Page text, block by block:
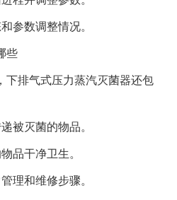
参数调整情况。
些
下排气式压力蒸汽灭菌器还包
被灭菌的物品。
品干净卫生。
理和维修步骤。